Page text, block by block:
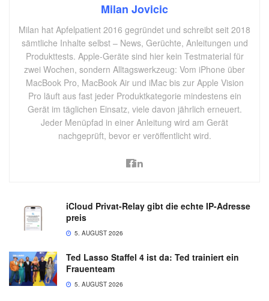
Milan Jovicic
Milan hat Apfelpatient 2016 gegründet und schreibt seit 2018
sämtliche Inhalte selbst – News, Gerüchte, Anleitungen und
Produkttests. Apple-Geräte sind hier kein Testmaterial für
zwei Wochen, sondern Alltagswerkzeug: Vom iPhone über
MacBook Pro, MacBook Air und iMac bis zur Apple Vision
Pro läuft aus fast jeder Produktkategorie mindestens ein
Gerät im täglichen Einsatz, viele davon jährlich erneuert.
Jeder Menüpfad in einer Anleitung wird am Gerät
nachgeprüft, bevor er veröffentlicht wird.
iCloud Privat-Relay gibt die echte IP-Adresse
preis
5. AUGUST 2026
Ted Lasso Staffel 4 ist da: Ted trainiert ein
Frauenteam
5. AUGUST 2026